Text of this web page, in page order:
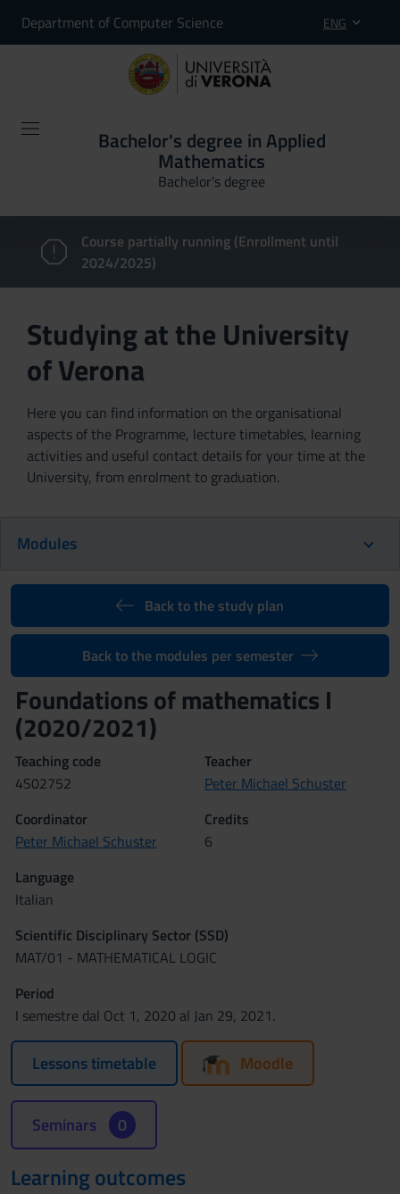
Department of Computer Science ENG
Bachelor's degree in Applied
Mathematics
Bachelor's degree
Course partially running (Enrollment until
2024/2025)
Studying at the University
of Verona
Here you can find information on the organisational
aspects of the Programme, lecture timetables, learning
activities and useful contact details for your time at the
University, from enrolment to graduation.
Modules
Back to the study plan
Back to the modules per semester
Foundations of mathematics I
(2020/2021)
Teaching code
4S02752
Teacher
Peter Michael Schuster
Coordinator
Peter Michael Schuster
Credits
6
Language
Italian
Scientific Disciplinary Sector (SSD)
MAT/01 - MATHEMATICAL LOGIC
Period
I semestre dal Oct 1, 2020 al Jan 29, 2021.
Lessons timetable Moodle
Seminars 0
Learning outcomes